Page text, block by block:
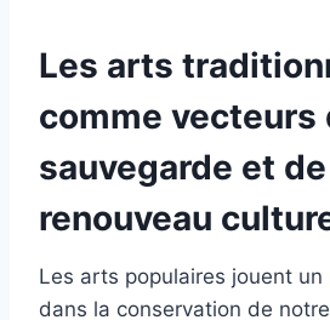
Les arts
comme vecteurs
sauvegarde et de
renouveau
Les arts populaires jouent un
dans la conservation de